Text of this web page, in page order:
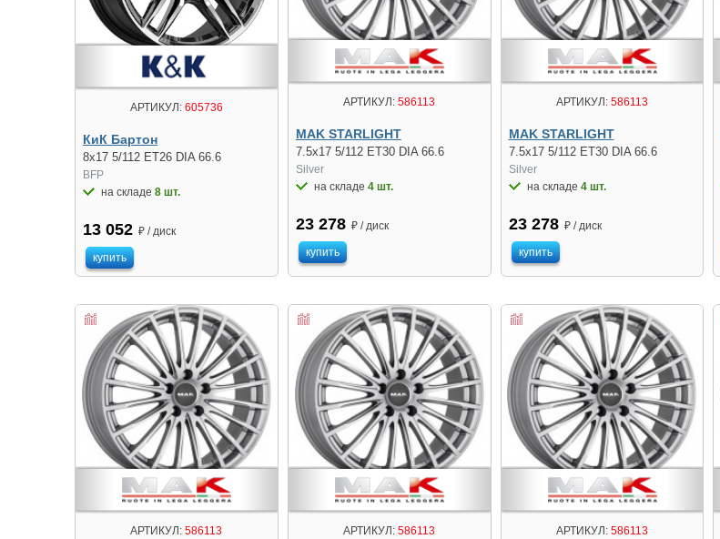
АРТИКУЛ:605736
КиК Бартон
8x17 5/112 ET26 DIA 66.6
BFP
на складе 8 шт.
13 052 ₽ / диск
купить
АРТИКУЛ: 586113
MAK STARLIGHT
7.5x17 5/112 ET30 DIA 66.6
Silver
на складе 4 шт.
23 278 ₽ / диск
купить
АРТИКУЛ:586113
MAK STARLIGHT
7.5x17 5/112 ET30 DIA 66.6
Silver
на складе 4 шт.
23 278 ₽ / диск
купить
АРТИКУЛ: 586113 АРТИКУЛ: 586113 АРТИКУЛ:586113